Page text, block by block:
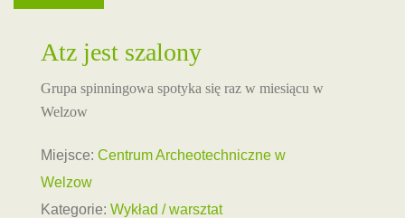
Atz jest szalony
Grupa spinningowa spotyka się raz w miesiącu w
Welzow
Miejsce: Centrum Archeotechniczne w
Welzow
Kategorie: Wykład / warsztat